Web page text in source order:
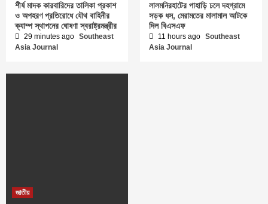
শীর্ষ মাদক কারবারিদের তালিকা প্রকাশ
ও অপহরণ প্রতিরোধে যৌথ বাহিনীর
ক্যাম্প স্থাপনের ঘোষণা স্বরাষ্ট্রমন্ত্রীর
29 minutes ago Southeast
Asia Journal
লালমনিরহাটের পাহাড়ি ঢলে দহগ্রামে
সড়ক ধস, মেরামতের মালামাল আটকে
দিল বিএসএফ
11 hours ago Southeast
Asia Journal
জাতীয়